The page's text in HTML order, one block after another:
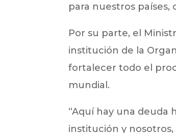
para nuestros
Por su parte, el
institución de la
fortalecer todo el
mundial.
“Aquí hay una deuda
institución y